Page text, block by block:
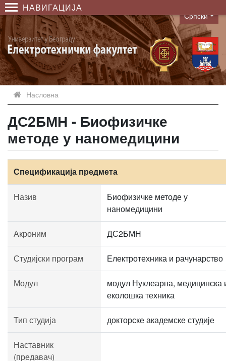
НАВИГАЦИЈА
Language
Српски
Насловна
ДС2БМН - Биофизичке
методе у наномедицини
Спецификација предмета
Назив
Биофизичке методе у
наномедицини
Акроним ДС2БМН
Студијски програм Електротехника и рачунарство
Модул
модул Нуклеарна, медицинска
еколошка техника
Тип студија докторске академске студије
Наставник
(предавач)